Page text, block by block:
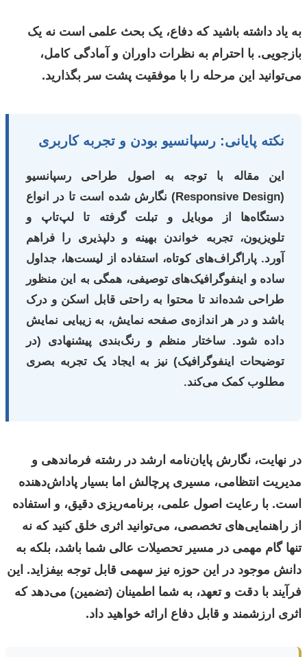
به یاد داشته باشید که دفاع، یک بحث علمی است نه یک
بازجویی. با احترام به نظرات داوران و آمادگی کامل،
می‌توانید این مرحله را با موفقیت پشت سر بگذارید.
نکته پایانی: رسپانسیو بودن و تجربه کاربری
این مقاله با توجه به اصول طراحی رسپانسیو
(Responsive Design) نگارش شده است تا در انواع
دستگاه‌ها از موبایل و تبلت گرفته تا لپ‌تاپ و
تلویزیون، تجربه خواندن بهینه و دلپذیری را فراهم
آورد. پاراگراف‌های کوتاه، استفاده از لیست‌ها، جداول
ساده و اینفوگرافیک‌های توصیفی، همگی به این منظور
طراحی شده‌اند تا محتوا به راحتی قابل اسکن و درک
باشد و در هر اندازه‌ی صفحه نمایش، به زیبایی نمایش
داده شود. ساختار منظم و رنگ‌بندی پیشنهادی (در
توضیحات اینفوگرافیک) نیز به ایجاد یک تجربه بصری
مطلوب کمک می‌کند.
در نهایت، نگارش پایان‌نامه ارشد در رشته فرماندهی و
مدیریت انتظامی، مسیری پرچالش اما بسیار پاداش‌دهنده
است. با رعایت اصول علمی، برنامه‌ریزی دقیق، و استفاده
از راهنمایی‌های تخصصی، می‌توانید اثری خلق کنید که نه
تنها گام مهمی در مسیر تحصیلات عالی شما باشد، بلکه به
دانش موجود در این حوزه نیز سهمی قابل توجه بیفزاید. این
فرآیند با دقت و تعهد، به شما اطمینان (تضمین) می‌دهد که
اثری ارزشمند و قابل دفاع ارائه خواهید داد.